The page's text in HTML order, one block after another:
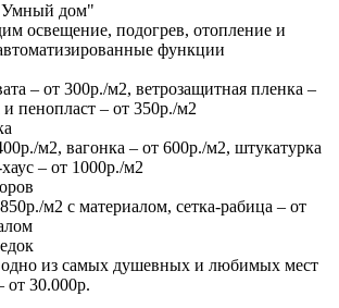
дом"
освещение, подогрев, отопление и
функции
– от 300р./м2, ветрозащитная пленка –
и пенопласт – от 350р./м2
м2, вагонка – от 600р./м2, штукатурка
– от 1000р./м2
м2 с материалом, сетка-рабица – от
из самых душевных и любимых мест
от 30.000р.